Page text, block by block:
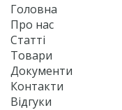
Головна
Про нас
Статті
Товари
Документи
Контакти
Відгуки